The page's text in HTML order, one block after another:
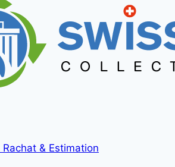
Rachat & Estimation